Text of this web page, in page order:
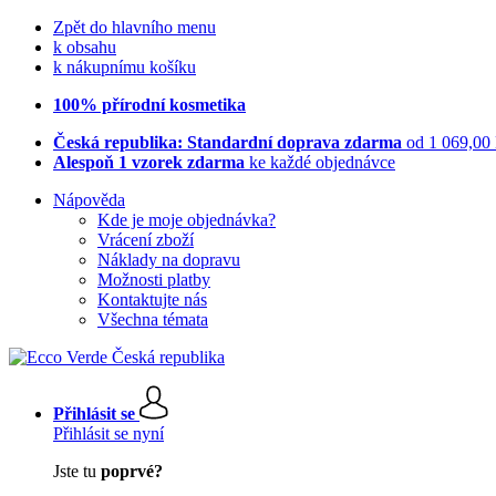
Zpět do hlavního menu
k obsahu
k nákupnímu košíku
100% přírodní kosmetika
Česká republika: Standardní doprava zdarma od 1 069,00
Alespoň 1 vzorek zdarma ke každé objednávce
Nápověda
Kde je moje objednávka?
Vrácení zboží
Náklady na dopravu
Možnosti platby
Kontaktujte nás
Všechna témata
Přihlásit se
Přihlásit se nyní
Jste tu poprvé?